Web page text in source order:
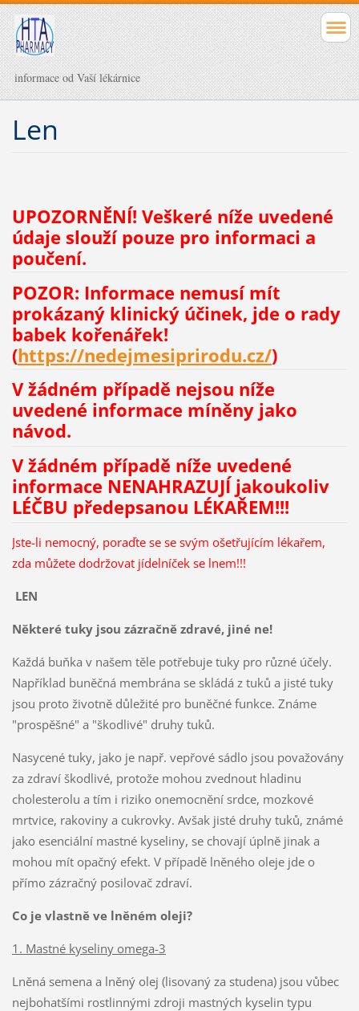
informace od Vaší lékárnice
Len
UPOZORNĚNÍ! Veškeré níže uvedené
údaje slouží pouze pro informaci a
poučení.
POZOR: Informace nemusí mít
prokázaný klinický účinek, jde o rady
babek kořenářek!
(https://nedejmesiprirodu.cz/)
V žádném případě nejsou níže
uvedené informace míněny jako
návod.
V žádném případě níže uvedené
informace NENAHRAZUJÍ jakoukoliv
LÉČBU předepsanou LÉKAŘEM!!!
Jste-li nemocný, poraďte se se svým ošetřujícím lékařem,
zda můžete dodržovat jídelníček se lnem!!!
LEN
Některé tuky jsou zázračně zdravé, jiné ne!
Každá buňka v našem těle potřebuje tuky pro různé účely.
Například buněčná membrána se skládá z tuků a jisté tuky
jsou proto životně důležité pro buněčné funkce. Známe
"prospěšné" a "škodlivé" druhy tuků.
Nasycené tuky, jako je např. vepřové sádlo jsou považovány
za zdraví škodlivé, protože mohou zvednout hladinu
cholesterolu a tím i riziko onemocnění srdce, mozkové
mrtvice, rakoviny a cukrovky. Avšak jisté druhy tuků, známé
jako esenciální mastné kyseliny, se chovají úplně jinak a
mohou mít opačný efekt. V případě lněného oleje jde o
přímo zázračný posilovač zdraví.
Co je vlastně ve lněném oleji?
1. Mastné kyseliny omega-3
Lněná semena a lněný olej (lisovaný za studena) jsou vůbec
nejbohatšími rostlinnými zdroji mastných kyselin typu